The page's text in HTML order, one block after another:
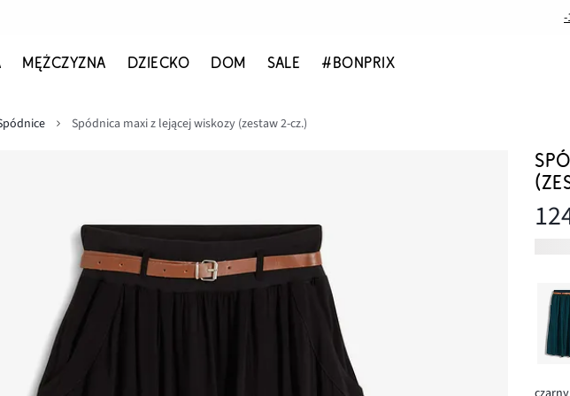
MĘŻCZYZNA DZIECKO DOM SALE #BONPRIX
Spódnica maxi z lejącej wiskozy (zestaw 2-cz.)